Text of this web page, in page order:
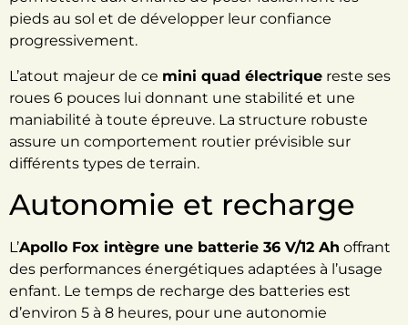
pieds au sol et de développer leur confiance
progressivement.
L’atout majeur de ce mini quad électrique reste ses
roues 6 pouces lui donnant une stabilité et une
maniabilité à toute épreuve. La structure robuste
assure un comportement routier prévisible sur
différents types de terrain.
Autonomie et recharge
L’Apollo Fox intègre une batterie 36 V/12 Ah offrant
des performances énergétiques adaptées à l’usage
enfant. Le temps de recharge des batteries est
d’environ 5 à 8 heures, pour une autonomie